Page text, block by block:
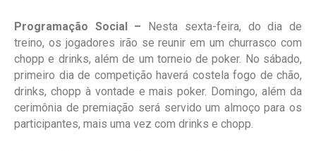
Programação Social –
Nesta sexta-feira, do dia de
treino, os jogadores irão se reunir em um churrasco com
chopp e drinks, além de um torneio de poker. No sábado,
primeiro dia de competição haverá costela fogo de chão,
drinks, chopp à vontade e mais poker. Domingo, além da
cerimônia de premiação será servido um almoço para os
participantes, mais uma vez com drinks e chopp.